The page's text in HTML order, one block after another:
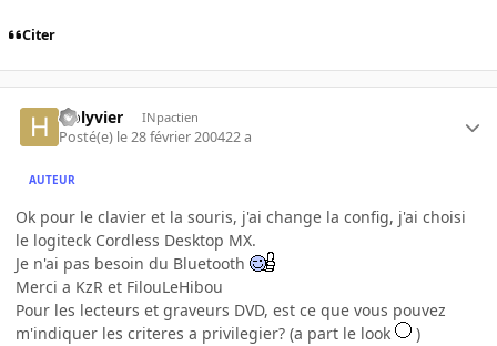
Citer
Holyvier INpactien
Posté(e) le 28 février 200422 a
AUTEUR
Ok pour le clavier et la souris, j'ai change la config, j'ai choisi
le logiteck Cordless Desktop MX.
Je n'ai pas besoin du Bluetooth
Merci a KzR et FilouLeHibou
Pour les lecteurs et graveurs DVD, est ce que vous pouvez
m'indiquer les criteres a privilegier? (a part le look
)